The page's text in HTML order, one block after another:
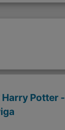
Potter -